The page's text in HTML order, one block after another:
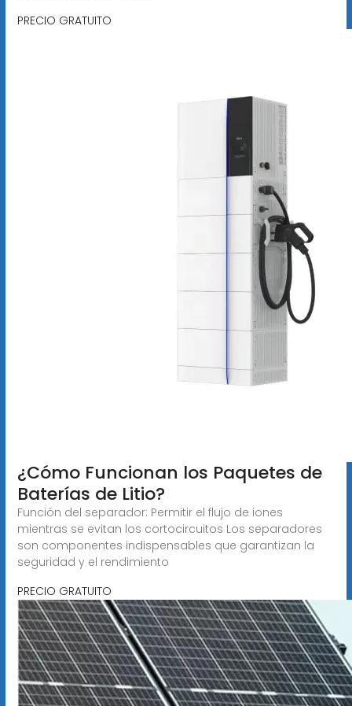
PRECIO GRATUITO
¿Cómo Funcionan los Paquetes de
Baterías de Litio?
Función del separador: Permitir el flujo de iones
mientras se evitan los cortocircuitos Los separadores
son componentes indispensables que garantizan la
seguridad y el rendimiento
PRECIO GRATUITO